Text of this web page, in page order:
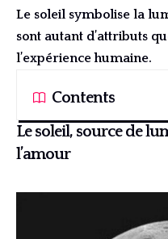
Le soleil symbolise la
sont autant d’attributs
l’expérience humaine.
Contents
Le soleil, source de
l’amour